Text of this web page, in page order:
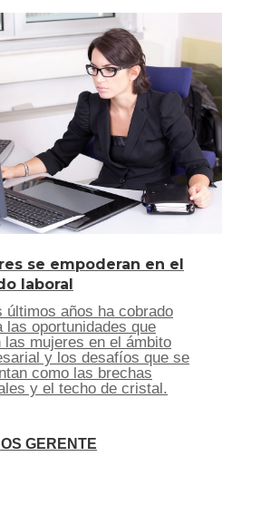
se empoderan en el
laboral
últimos años ha cobrado
las oportunidades que
las mujeres en el ámbito
y los desafíos que se
como las brechas
y el techo de cristal.
GERENTE